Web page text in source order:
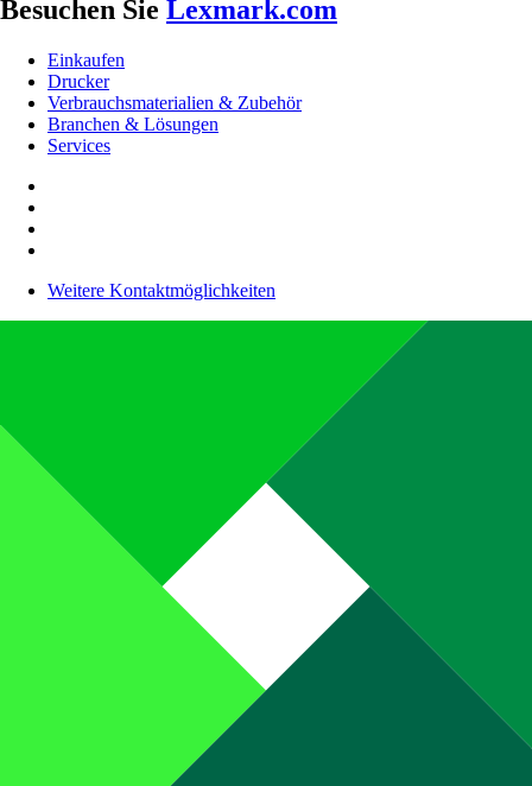
Besuchen Sie Lexmark.com
Einkaufen
Drucker
Verbrauchsmaterialien & Zubehör
Branchen & Lösungen
Services
Weitere Kontaktmöglichkeiten